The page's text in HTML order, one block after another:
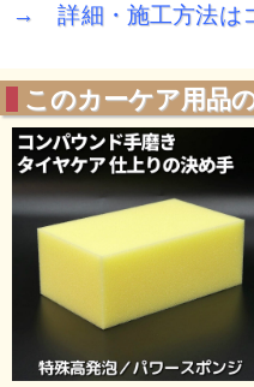
→ 詳細・施工方法は
このカーケア用品